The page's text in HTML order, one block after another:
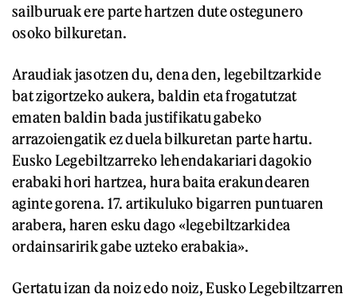
sailburuak ere parte hartzen dute ostegunero
osoko bilkuretan.
Araudiak jasotzen du, dena den, legebiltzarkide
bat zigortzeko aukera, baldin eta frogatutzat
ematen baldin bada justifikatu gabeko
arrazoiengatik ez duela bilkuretan parte hartu.
Eusko Legebiltzarreko lehendakariari dagokio
erabaki hori hartzea, hura baita erakundearen
aginte gorena. 17. artikuluko bigarren puntuaren
arabera, haren esku dago «legebiltzarkidea
ordainsaririk gabe uzteko erabakia».
Gertatu izan da noiz edo noiz, Eusko Legebiltzarren